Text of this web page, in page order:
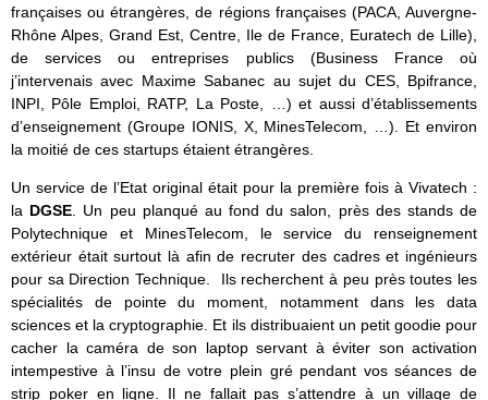
françaises ou étrangères, de régions françaises (PACA, Auvergne-
Rhône Alpes, Grand Est, Centre, Ile de France, Euratech de Lille),
de services ou entreprises publics (Business France où
j’intervenais avec Maxime Sabanec au sujet du CES, Bpifrance,
INPI, Pôle Emploi, RATP, La Poste, …) et aussi d’établissements
d’enseignement (Groupe IONIS, X, MinesTelecom, …). Et environ
la moitié de ces startups étaient étrangères.
Un service de l’Etat original était pour la première fois à Vivatech :
la DGSE. Un peu planqué au fond du salon, près des stands de
Polytechnique et MinesTelecom, le service du renseignement
extérieur était surtout là afin de recruter des cadres et ingénieurs
pour sa Direction Technique. Ils recherchent à peu près toutes les
spécialités de pointe du moment, notamment dans les data
sciences et la cryptographie. Et ils distribuaient un petit goodie pour
cacher la caméra de son laptop servant à éviter son activation
intempestive à l’insu de votre plein gré pendant vos séances de
strip poker en ligne. Il ne fallait pas s’attendre à un village de